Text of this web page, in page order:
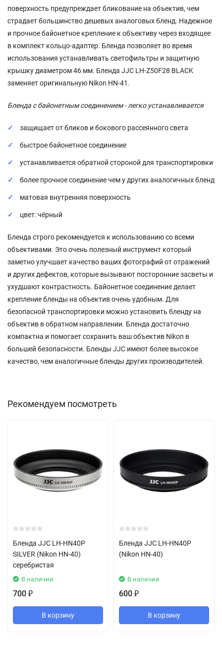
поверхность предупреждает бликование на объектив, чем
страдает большинство дешевых аналоговых бленд. Надежное
и прочное байонетное крепление к объективу через входящее
в комплект кольцо-адаптер. Бленда позволяет во время
использования устанавливать светофильтры и защитную
крышку диаметром 46 мм. Бленда JJC LH-Z50F28 BLACK
заменяет оригинальную Nikon HN-41.
Бленда с байонетным соединением - легко устанавливается
защищает от бликов и бокового рассеянного света
быстрое байонетное соединение
устанавливается обратной стороной для транспортировки
более прочное соединение чем у других аналогичных бленд
матовая внутренняя поверхность
цвет: чёрный
Бленда строго рекомендуется к использованию со всеми
объективами. Это очень полезный инструмент который
заметно улучшает качество ваших фотографий от отражений
и других дефектов, которые вызывают посторонние засветы и
ухудшают контрастность. Байонетное соединение делает
крепление бленды на объектив очень удобным. Для
безопасной транспортировки можно установить бленду на
объектив в обратном направлении. Бленда достаточно
компактна и помогает сохранить ваш объектив Nikon в
большей безопасности. Бленды JJC имеют более высокое
качество, чем аналогичные бленды других производителей.
Рекомендуем посмотреть
Бленда JJC LH-HN40P
SILVER (Nikon HN-40)
серебристая
В наличии
700 ₽
В корзину
Бленда JJC LH-HN40P
(Nikon HN-40)
В наличии
600 ₽
В корзину